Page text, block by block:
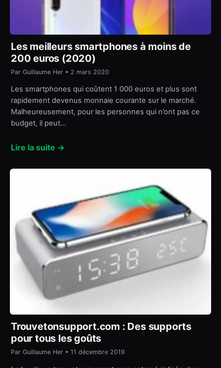
Les meilleurs smartphones à moins de
200 euros (2020)
Par Guillaume Her • 2 mars 2020
Les smartphones qui coûtent 1 000 euros et plus sont
rapidement devenus monnaie courante sur le marché.
Malheureusement, pour les personnes qui n’ont pas ce
budget, il peut…
Lire la suite →
Trouvetonsupport.com : Des supports
pour tous les goûts
Par Guillaume Her • 11 décembre 2019